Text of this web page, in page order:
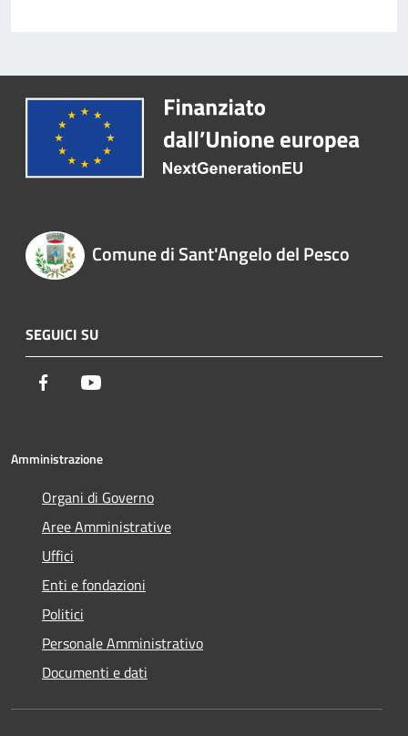
Comune di Sant'Angelo del Pesco
SEGUICI SU
Facebook
Amministrazione
Organi di Governo
Aree Amministrative
Uffici
Enti e fondazioni
Politici
Personale Amministrativo
Documenti e dati